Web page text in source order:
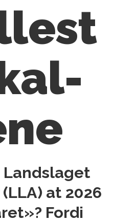
Landslaget
at 2026
Fordi